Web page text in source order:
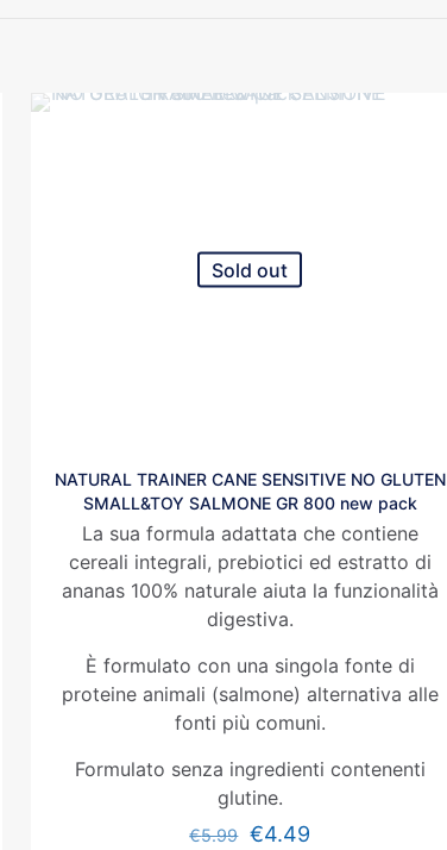
Sold out
NATURAL TRAINER CANE SENSITIVE NO GLUTEN
SMALL&TOY SALMONE GR 800 new pack
La sua formula adattata che contiene
cereali integrali, prebiotici ed estratto di
ananas 100% naturale aiuta la funzionalità
digestiva.
È formulato con una singola fonte di
proteine animali (salmone) alternativa alle
fonti più comuni.
Formulato senza ingredienti contenenti
glutine.
€5.99 €4.49